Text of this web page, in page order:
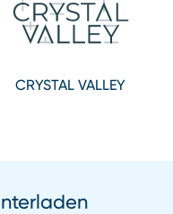
CRYSTAL VALLEY